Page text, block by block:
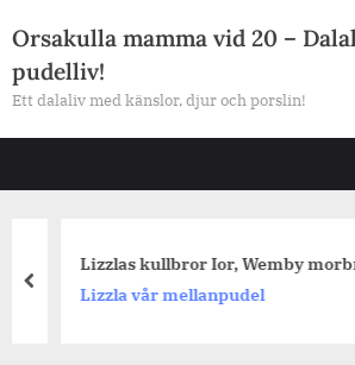
to
content
Orsakulla mamma vid 20 –
pudelliv!
Ett dalaliv med känslor, djur och porslin!
Lizzlas kullbror Ior, Wemby
Lizzla vår mellanpudel
prev